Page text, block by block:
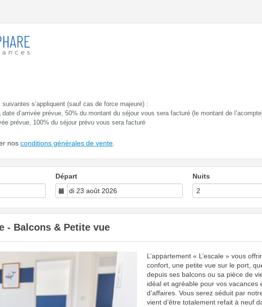
s’appliquent (sauf cas de force majeure) :
d’arrivée prévue, 50% du montant du séjour vous sera facturé (le montant de
prévue, 100% du séjour prévu vous sera facturé
nos conditions générales de vente
Départ Nuits
- Balcons & Petite vue
Next
L’appartement « L’escale » vous
confort, une petite vue sur le port,
depuis ses balcons ou sa pièce de
idéal et agréable pour vos vacances
d’affaires. Vous serez séduit par
vient d’être totalement refait à neuf